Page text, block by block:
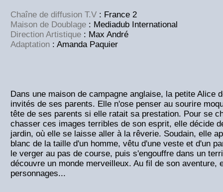
Chaîne de diffusion T.V : France 2
Maison de Doublage : Mediadub International
Direction Artistique : Max André
Adaptation : Amanda Paquier
Dans une maison de campagne anglaise, la petite Alice
invités de ses parents. Elle n'ose penser au sourire
tête de ses parents si elle ratait sa prestation. Pour se
chasser ces images terribles de son esprit, elle décide
jardin, où elle se laisse aller à la rêverie. Soudain, elle
blanc de la taille d'un homme, vêtu d'une veste et d'un
le verger au pas de course, puis s'engouffre dans un
découvre un monde merveilleux. Au fil de son aventure,
personnages...